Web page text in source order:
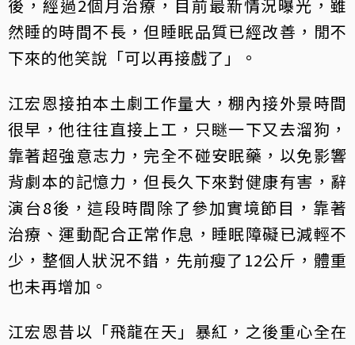
後，經過2個月治療，目前最新情況曝光，雖
然睡的時間不長，但睡眠品質已經改善，閒不
下來的他笑說「可以再接戲了」。
江宏恩接拍本土劇工作量大，棚內接外景時間
很早，他往往直接上工，只瞇一下又去溜狗，
靠著超強意志力，完全不碰安眠藥，以免影響
背劇本的記憶力，但長久下來對健康有害，辭
演台8後，這段時間除了參加實境節目，靠著
治療、運動配合正常作息，睡眠障礙已減輕不
少，整個人狀況不錯，先前瘦了12公斤，體重
也未再增加。
江宏恩昔以「飛龍在天」暴紅，之後重心全在